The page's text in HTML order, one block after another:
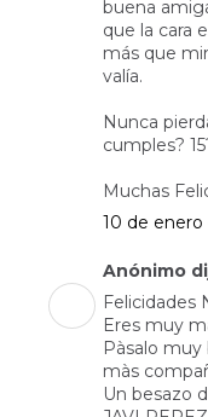
buena
que la cara
más que
valía.
Nunca
cumples?
Muchas
10 de enero
Anónimo
Felicidades
Eres muy
Pàsalo
màs
Un besazo